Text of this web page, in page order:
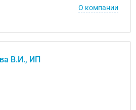
О компании
В.И., ИП